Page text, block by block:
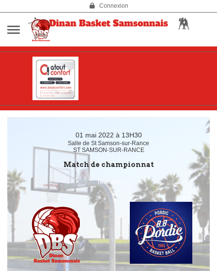
Connexion
01 mai 2022 à 13H30
Salle de St Samson-sur-Rance
ST SAMSON-SUR-RANCE
Match de championnat
Terminé
Panneau de gestion des cookies